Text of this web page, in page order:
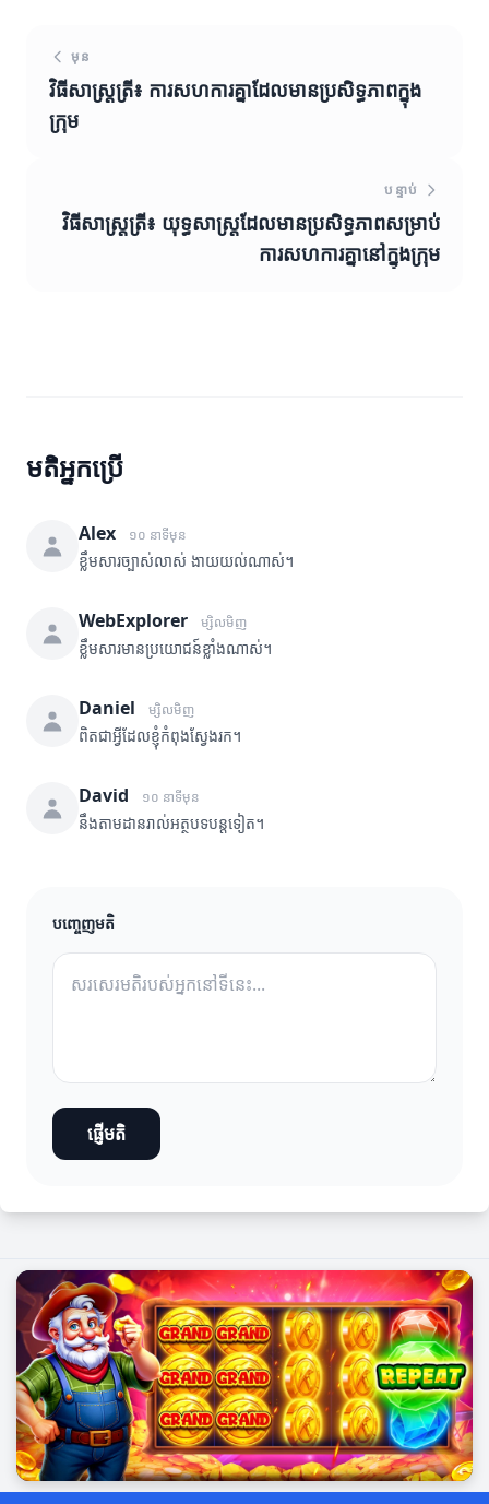
មុន
វិធីសាស្ត្រត្រី៖ ការសហការគ្នាដែលមានប្រសិទ្ធភាពក្នុង
ក្រុម
បន្ទាប់
វិធីសាស្ត្រត្រី៖ យុទ្ធសាស្ត្រដែលមានប្រសិទ្ធភាពសម្រាប់
ការសហការគ្នានៅក្នុងក្រុម
មតិអ្នកប្រើ
Alex ១០ នាទីមុន
ខ្លឹមសារច្បាស់លាស់ ងាយយល់ណាស់។
WebExplorer ម្សិលមិញ
ខ្លឹមសារមានប្រយោជន៍ខ្លាំងណាស់។
Daniel ម្សិលមិញ
ពិតជាអ្វីដែលខ្ញុំកំពុងស្វែងរក។
David ១០ នាទីមុន
នឹងតាមដានរាល់អត្ថបទបន្តទៀត។
បញ្ចេញមតិ
ផ្ញើមតិ